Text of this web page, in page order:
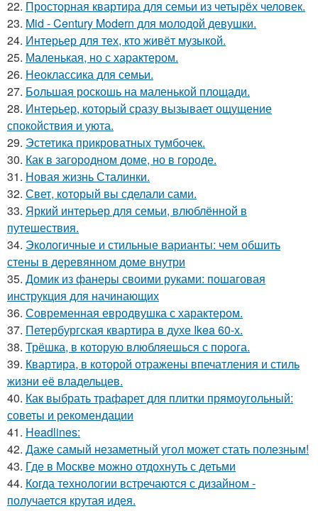
22. Просторная квартира для семьи из четырёх человек.
23. Mid - Century Modern для молодой девушки.
24. Интерьер для тех, кто живёт музыкой.
25. Маленькая, но с характером.
26. Неоклассика для семьи.
27. Большая роскошь на маленькой площади.
28. Интерьер, который сразу вызывает ощущение
спокойствия и уюта.
29. Эстетика прикроватных тумбочек.
30. Как в загородном доме, но в городе.
31. Новая жизнь Сталинки.
32. Свет, который вы сделали сами.
33. Яркий интерьер для семьи, влюблённой в
путешествия.
34. Экологичные и стильные варианты: чем обшить
стены в деревянном доме внутри
35. Домик из фанеры своими руками: пошаговая
инструкция для начинающих
36. Современная евродвушка с характером.
37. Петербургская квартира в духе Ikea 60-х.
38. Трёшка, в которую влюбляешься с порога.
39. Квартира, в которой отражены впечатления и стиль
жизни её владельцев.
40. Как выбрать трафарет для плитки прямоугольный:
советы и рекомендации
41. Headlines:
42. Даже самый незаметный угол может стать полезным!
43. Где в Москве можно отдохнуть с детьми
44. Когда технологии встречаются с дизайном -
получается крутая идея.